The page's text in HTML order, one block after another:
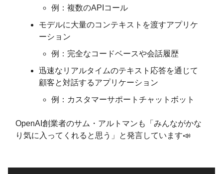
例：複数のAPIコール
モデルに大量のコンテキストを渡すアプリケ
ーション
例：完全なコードベースや会話履歴
迅速なリアルタイムのテキスト応答を通じて
顧客と対話するアプリケーション
例：カスタマーサポートチャットボット
OpenAI創業者のサム・アルトマンも「みんながかな
り気に入ってくれると思う」と発言しています📣